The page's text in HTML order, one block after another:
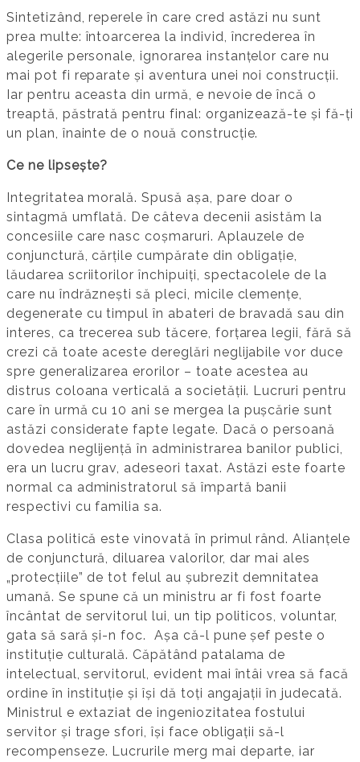
Sintetizând, reperele în care cred astăzi nu sunt
prea multe: întoarcerea la individ, încrederea în
alegerile personale, ignorarea instanțelor care nu
mai pot fi reparate și aventura unei noi construcții.
Iar pentru aceasta din urmă, e nevoie de încă o
treaptă, păstrată pentru final: organizează-te și fă-ți
un plan, înainte de o nouă construcție.
Ce ne lipsește?
Integritatea morală. Spusă așa, pare doar o
sintagmă umflată. De câteva decenii asistăm la
concesiile care nasc coșmaruri. Aplauzele de
conjunctură, cărțile cumpărate din obligație,
lăudarea scriitorilor închipuiți, spectacolele de la
care nu îndrăznești să pleci, micile clemențe,
degenerate cu timpul în abateri de bravadă sau din
interes, ca trecerea sub tăcere, forțarea legii, fără să
crezi că toate aceste dereglări neglijabile vor duce
spre generalizarea erorilor – toate acestea au
distrus coloana verticală a societății. Lucruri pentru
care în urmă cu 10 ani se mergea la pușcărie sunt
astăzi considerate fapte legate. Dacă o persoană
dovedea neglijență în administrarea banilor publici,
era un lucru grav, adeseori taxat. Astăzi este foarte
normal ca administratorul să împartă banii
respectivi cu familia sa.
Clasa politică este vinovată în primul rând. Alianțele
de conjunctură, diluarea valorilor, dar mai ales
„protecțiile” de tot felul au șubrezit demnitatea
umană. Se spune că un ministru ar fi fost foarte
încântat de servitorul lui, un tip politicos, voluntar,
gata să sară și-n foc. Așa că-l pune șef peste o
instituție culturală. Căpătând patalama de
intelectual, servitorul, evident mai întâi vrea să facă
ordine în instituție și își dă toți angajații în judecată.
Ministrul e extaziat de ingeniozitatea fostului
servitor și trage sfori, își face obligații să-l
recompenseze. Lucrurile merg mai departe, iar